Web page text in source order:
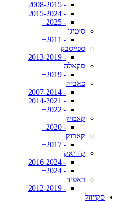
- 2008-2015
- 2015-2024
- 2025+
סיטיגו
- 2011+
ספייסבק
- 2013-2019
סקאלה
- 2019+
פאביה
- 2007-2014
- 2014-2021
- 2022+
קאמיק
- 2020+
קארוק
- 2017+
קודיאק
- 2016-2024
- 2024+
ראפיד
- 2012-2019
סקייוול